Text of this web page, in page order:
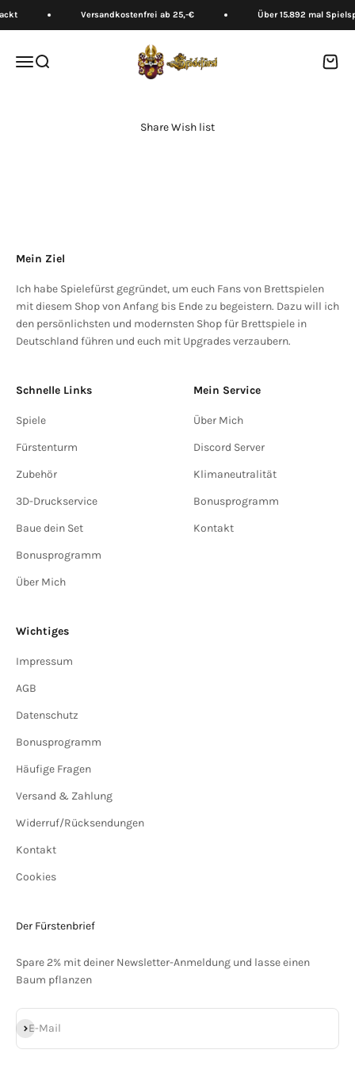
Versandkostenfrei ab 25,-€ Über 15.892 mal
MenüSuche
Spielefürst
Share Wish list
Mein Ziel
Ich habe Spielefürst gegründet, um euch Fans von Brettspielen
mit diesem Shop von Anfang bis Ende zu begeistern. Dazu will ich
den persönlichsten und modernsten Shop für Brettspiele in
Deutschland führen und euch mit Upgrades verzaubern.
Schnelle Links
Spiele
Fürstenturm
Zubehör
3D-Druckservice
Baue dein Set
Bonusprogramm
Über Mich
Mein Service
Über Mich
Discord Server
Klimaneutralität
Bonusprogramm
Kontakt
Wichtiges
Impressum
AGB
Datenschutz
Bonusprogramm
Häufige Fragen
Versand & Zahlung
Widerruf/Rücksendungen
Kontakt
Cookies
Der Fürstenbrief
Spare 2% mit deiner Newsletter-Anmeldung und lasse einen
Baum pflanzen
E-Mail
Abonnieren